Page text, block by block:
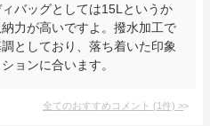
バッグとしては15Lというか
力が高いですよ。撥水加工で
としており、落ち着いた印象
ョンに合います。
全てのおすすめコメント (1件) >